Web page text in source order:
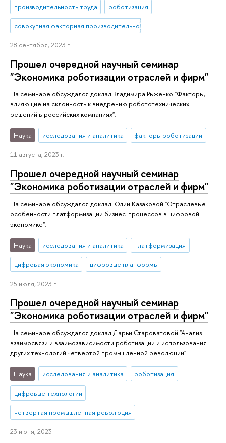
производительность труда роботизация
совокупная факторная производительность
28 сентября, 2023 г.
Прошел очередной научный семинар
"Экономика роботизации отраслей и фирм"
На семинаре обсуждался доклад Владимира Рыженко "Факторы,
влияющие на склонность к внедрению робототехнических
решений в российских компаниях".
Наука исследования и аналитика факторы роботизации
11 августа, 2023 г.
Прошел очередной научный семинар
"Экономика роботизации отраслей и фирм"
На семинаре обсуждался доклад Юлии Казаковой "Отраслевые
особенности платформизации бизнес-процессов в цифровой
экономике".
Наука исследования и аналитика платформизация
цифровая экономика цифровые платформы
25 июля, 2023 г.
Прошел очередной научный семинар
"Экономика роботизации отраслей и фирм"
На семинаре обсуждался доклад Дарьи Староватовой "Анализ
взаимосвязи и взаимозависимости роботизации и использования
других технологий четвёртой промышленной революции".
Наука исследования и аналитика роботизация
цифровые технологии
четвертая промышленная революция
23 июня, 2023 г.